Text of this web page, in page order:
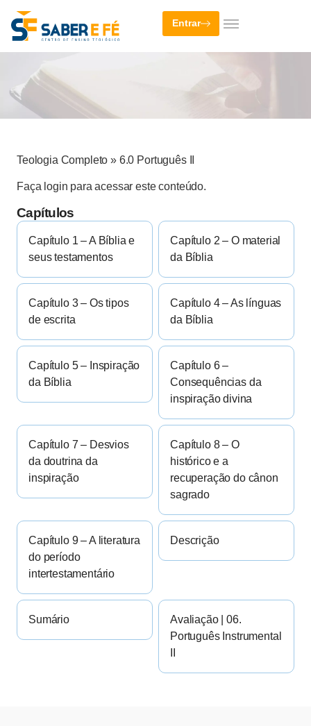
Entrar
Teologia Completo » 6.0 Português II
Faça login para acessar este conteúdo.
Capítulos
Capítulo 1 – A Bíblia e
seus testamentos
Capítulo 2 – O material
da Bíblia
Capítulo 3 – Os tipos
de escrita
Capítulo 4 – As línguas
da Bíblia
Capítulo 5 – Inspiração
da Bíblia
Capítulo 6 –
Consequências da
inspiração divina
Capítulo 7 – Desvios
da doutrina da
inspiração
Capítulo 8 – O
histórico e a
recuperação do cânon
sagrado
Capítulo 9 – A literatura
do período
intertestamentário
Descrição
Sumário
Avaliação | 06.
Português Instrumental